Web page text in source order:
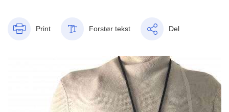
Print Forstør tekst Del